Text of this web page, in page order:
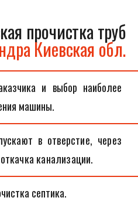
прочистка труб
Киевская обл.
и выбор наиболее
машины.
в отверстие, через
канализации.
септика.